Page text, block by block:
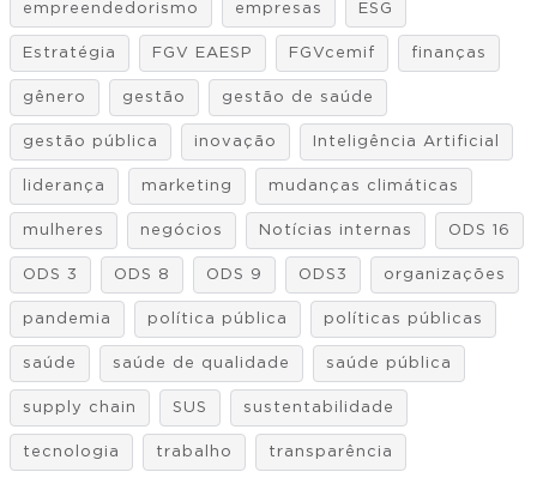
empreendedorismo empresas ESG
Estratégia FGV EAESP FGVcemif finanças
gênero gestão gestão de saúde
gestão pública inovação Inteligência Artificial
liderança marketing mudanças climáticas
mulheres negócios Notícias internas ODS 16
ODS 3 ODS 8 ODS 9 ODS3 organizações
pandemia política pública políticas públicas
saúde saúde de qualidade saúde pública
supply chain SUS sustentabilidade
tecnologia trabalho transparência